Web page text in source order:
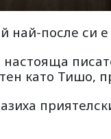
най-после си
като Тишо,